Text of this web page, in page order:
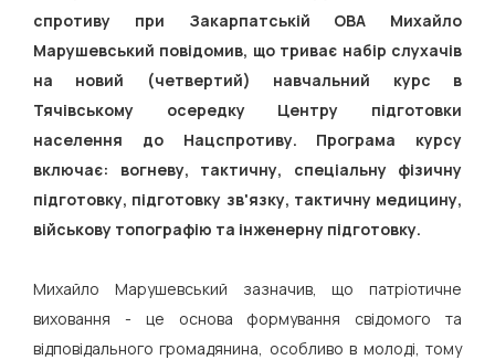
спротиву при Закарпатській ОВА Михайло
Марушевський повідомив, що триває набір слухачів
на новий (четвертий) навчальний курс в
Тячівському осередку Центру підготовки
населення до Нацспротиву. Програма курсу
включає: вогневу, тактичну, спеціальну фізичну
підготовку, підготовку зв'язку, тактичну медицину,
військову топографію та інженерну підготовку.
Михайло Марушевський зазначив, що патріотичне
виховання - це основа формування свідомого та
відповідального громадянина, особливо в молоді, тому